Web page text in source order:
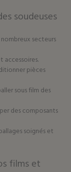
soudeuses
secteurs
accessoires.
pièces
sous film des
des composants
soignés et
films et